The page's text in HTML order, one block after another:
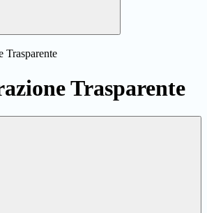
Trasparente
Trasparente